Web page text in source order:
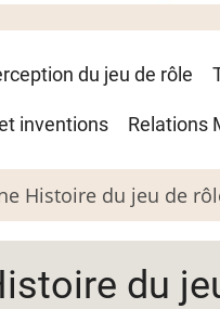
du jeu de rôle
inventions Relations
Histoire du jeu de
du